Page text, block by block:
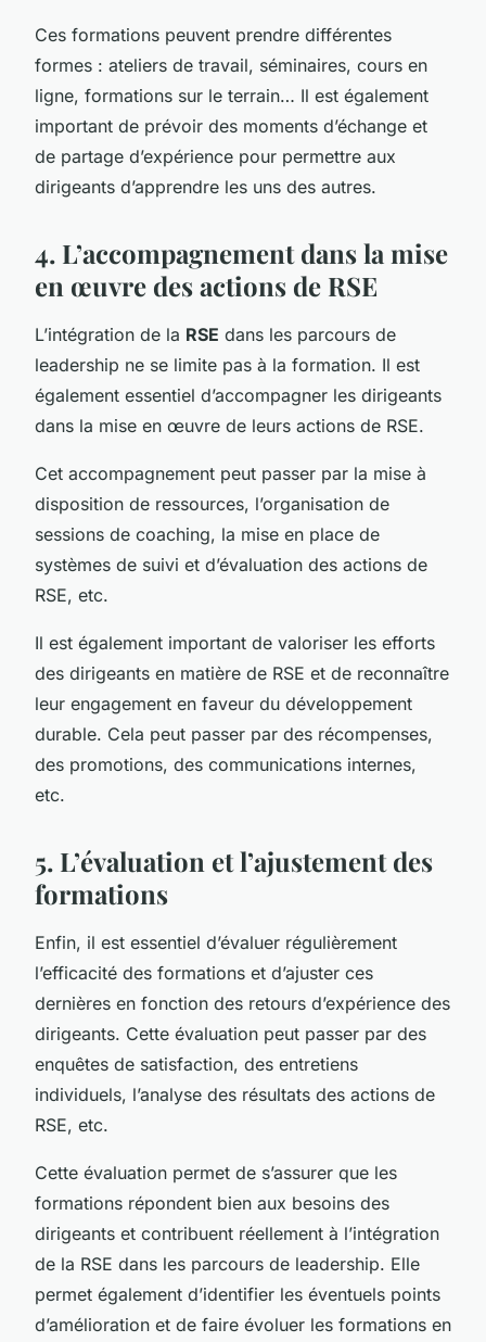
Ces formations peuvent prendre différentes
formes : ateliers de travail, séminaires, cours en
ligne, formations sur le terrain… Il est également
important de prévoir des moments d’échange et
de partage d’expérience pour permettre aux
dirigeants d’apprendre les uns des autres.
4. L’accompagnement dans la mise
en œuvre des actions de RSE
L’intégration de la RSE dans les parcours de
leadership ne se limite pas à la formation. Il est
également essentiel d’accompagner les dirigeants
dans la mise en œuvre de leurs actions de RSE.
Cet accompagnement peut passer par la mise à
disposition de ressources, l’organisation de
sessions de coaching, la mise en place de
systèmes de suivi et d’évaluation des actions de
RSE, etc.
Il est également important de valoriser les efforts
des dirigeants en matière de RSE et de reconnaître
leur engagement en faveur du développement
durable. Cela peut passer par des récompenses,
des promotions, des communications internes,
etc.
5. L’évaluation et l’ajustement des
formations
Enfin, il est essentiel d’évaluer régulièrement
l’efficacité des formations et d’ajuster ces
dernières en fonction des retours d’expérience des
dirigeants. Cette évaluation peut passer par des
enquêtes de satisfaction, des entretiens
individuels, l’analyse des résultats des actions de
RSE, etc.
Cette évaluation permet de s’assurer que les
formations répondent bien aux besoins des
dirigeants et contribuent réellement à l’intégration
de la RSE dans les parcours de leadership. Elle
permet également d’identifier les éventuels points
d’amélioration et de faire évoluer les formations en